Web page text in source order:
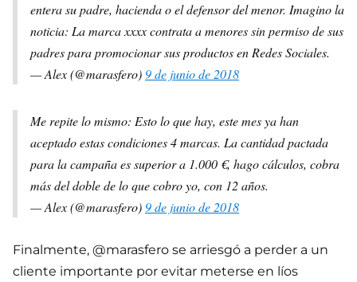
entera su padre, hacienda o el defensor del menor. Imagino la
noticia: La marca xxxx contrata a menores sin permiso de sus
padres para promocionar sus productos en Redes Sociales.
— Alex (@marasfero) 9 de junio de 2018
Me repite lo mismo: Esto lo que hay, este mes ya han
aceptado estas condiciones 4 marcas. La cantidad pactada
para la campaña es superior a 1.000 €, hago cálculos, cobra
más del doble de lo que cobro yo, con 12 años.
— Alex (@marasfero) 9 de junio de 2018
Finalmente, @marasfero se arriesgó a perder a un
cliente importante por evitar meterse en líos